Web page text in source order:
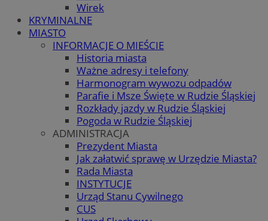
Wirek
KRYMINALNE
MIASTO
INFORMACJE O MIEŚCIE
Historia miasta
Ważne adresy i telefony
Harmonogram wywozu odpadów
Parafie i Msze Święte w Rudzie Śląskiej
Rozkłady jazdy w Rudzie Śląskiej
Pogoda w Rudzie Śląskiej
ADMINISTRACJA
Prezydent Miasta
Jak załatwić sprawę w Urzędzie Miasta?
Rada Miasta
INSTYTUCJE
Urząd Stanu Cywilnego
CUS